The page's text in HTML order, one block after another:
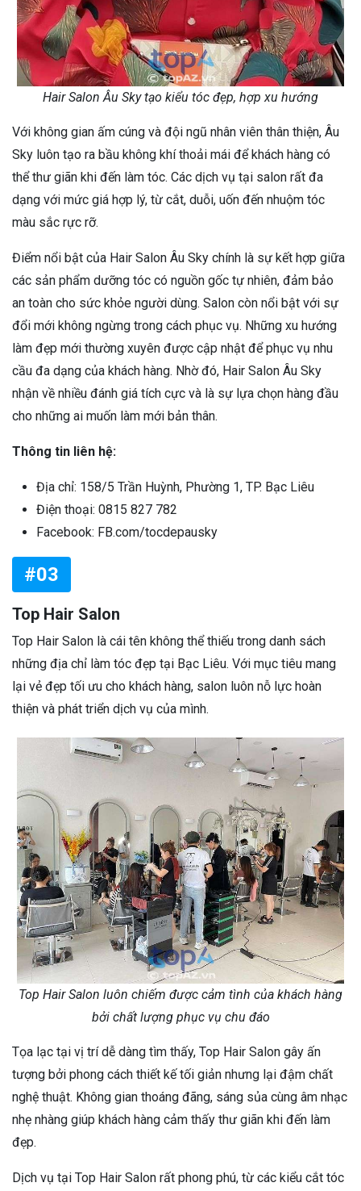
Hair Salon Âu Sky tạo kiểu tóc đẹp, hợp xu hướng
Với không gian ấm cúng và đội ngũ nhân viên thân thiện, Âu
Sky luôn tạo ra bầu không khí thoải mái để khách hàng có
thể thư giãn khi đến làm tóc. Các dịch vụ tại salon rất đa
dạng với mức giá hợp lý, từ cắt, duỗi, uốn đến nhuộm tóc
màu sắc rực rỡ.
Điểm nổi bật của Hair Salon Âu Sky chính là sự kết hợp giữa
các sản phẩm dưỡng tóc có nguồn gốc tự nhiên, đảm bảo
an toàn cho sức khỏe người dùng. Salon còn nổi bật với sự
đổi mới không ngừng trong cách phục vụ. Những xu hướng
làm đẹp mới thường xuyên được cập nhật để phục vụ nhu
cầu đa dạng của khách hàng. Nhờ đó, Hair Salon Âu Sky
nhận về nhiều đánh giá tích cực và là sự lựa chọn hàng đầu
cho những ai muốn làm mới bản thân.
Thông tin liên hệ:
Địa chỉ: 158/5 Trần Huỳnh, Phường 1, TP. Bạc Liêu
Điện thoại: 0815 827 782
Facebook: FB.com/tocdepausky
#03
Top Hair Salon
Top Hair Salon là cái tên không thể thiếu trong danh sách
những địa chỉ làm tóc đẹp tại Bạc Liêu. Với mục tiêu mang
lại vẻ đẹp tối ưu cho khách hàng, salon luôn nỗ lực hoàn
thiện và phát triển dịch vụ của mình.
Top Hair Salon luôn chiếm được cảm tình của khách hàng
bởi chất lượng phục vụ chu đáo
Tọa lạc tại vị trí dễ dàng tìm thấy, Top Hair Salon gây ấn
tượng bởi phong cách thiết kế tối giản nhưng lại đậm chất
nghệ thuật. Không gian thoáng đãng, sáng sủa cùng âm nhạc
nhẹ nhàng giúp khách hàng cảm thấy thư giãn khi đến làm
đẹp.
Dịch vụ tại Top Hair Salon rất phong phú, từ các kiểu cắt tóc